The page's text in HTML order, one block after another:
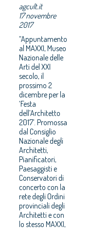
agcult.it
17 novembre
2017
“Appuntamento
al MAXXI, Museo
Nazionale delle
Arti del XXI
secolo, il
prossimo 2
dicembre per la
‘Festa
dell’Architetto
2017’. Promossa
dal Consiglio
Nazionale degli
Architetti,
Pianificatori,
Paesaggisti e
Conservatori di
concerto con la
rete degli Ordini
provinciali degli
Architetti e con
lo stesso MAXXI,